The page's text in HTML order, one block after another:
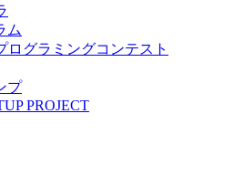
ム
ログラミングコンテスト
プ
PROJECT